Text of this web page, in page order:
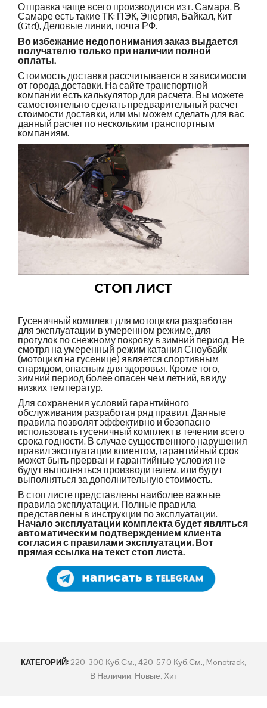
Отправка чаще всего производится из г. Самара. В
Самаре есть такие ТК: ПЭК, Энергия, Байкал, Кит
(Gtd), Деловые линии, почта РФ.
Во избежание недопонимания заказ выдается
получателю только при наличии полной
оплаты.
Стоимость доставки рассчитывается в зависимости
от города доставки. На сайте транспортной
компании есть калькулятор для расчета. Вы можете
самостоятельно сделать предварительный расчет
стоимости доставки, или мы можем сделать для вас
данный расчет по нескольким транспортным
компаниям.
СТОП ЛИСТ
Гусеничный комплект для мотоцикла разработан
для эксплуатации в умеренном режиме, для
прогулок по снежному покрову в зимний период. Не
смотря на умеренный режим катания Сноубайк
(мотоцикл на гусенице) является спортивным
снарядом, опасным для здоровья. Кроме того,
зимний период более опасен чем летний, ввиду
низких температур.
Для сохранения условий гарантийного
обслуживания разработан ряд правил. Данные
правила позволят эффективно и безопасно
использовать гусеничный комплект в течении всего
срока годности. В случае существенного нарушения
правил эксплуатации клиентом, гарантийный срок
может быть прерван и гарантийные условия не
будут выполняться производителем, или будут
выполняться за дополнительную стоимость.
В стоп листе представлены наиболее важные
правила эксплуатации. Полные правила
представлены в инструкции по эксплуатации.
Начало эксплуатации комплекта будет являться
автоматическим подтверждением клиента
согласия с правилами эксплуатации. Вот
прямая ссылка на текст стоп листа.
КАТЕГОРИЙ: 220-300 Куб.см., 420-570 Куб.см., Monotrack,
В Наличии, Новые, Хит